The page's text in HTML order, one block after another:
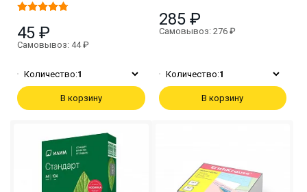
45 ₽
Самовывоз: 44 ₽
Количество:1
В корзину
285 ₽
Самовывоз: 276 ₽
Количество:1
В корзину